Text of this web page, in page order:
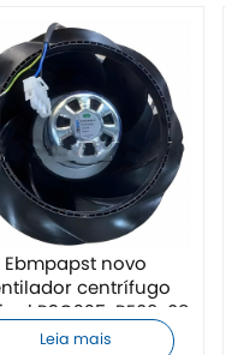
Ebmpapst novo
centrífugo
R3G225-RE09-08
Leia mais